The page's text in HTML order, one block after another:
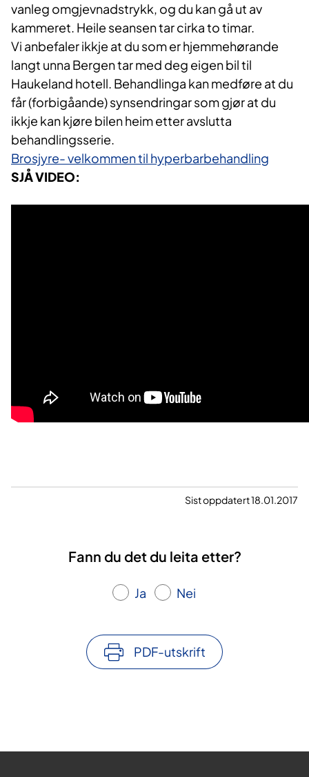
vanleg omgjevnadstrykk, og du kan gå ut av
kammeret. Heile seansen tar cirka to timar.
Vi anbefaler ikkje at du som er hjemmehørande
langt unna Bergen tar med deg eigen bil til
Haukeland hotell. Behandlinga kan medføre at du
får (forbigåande) synsendringar som gjør at du
ikkje kan kjøre bilen heim etter avslutta
behandlingsserie.
Brosjyre- velkommen til hyperbarbehandling
SJÅ VIDEO:
Sist oppdatert 18.01.2017
Fann du det du leita etter?
Ja Nei
PDF-utskrift